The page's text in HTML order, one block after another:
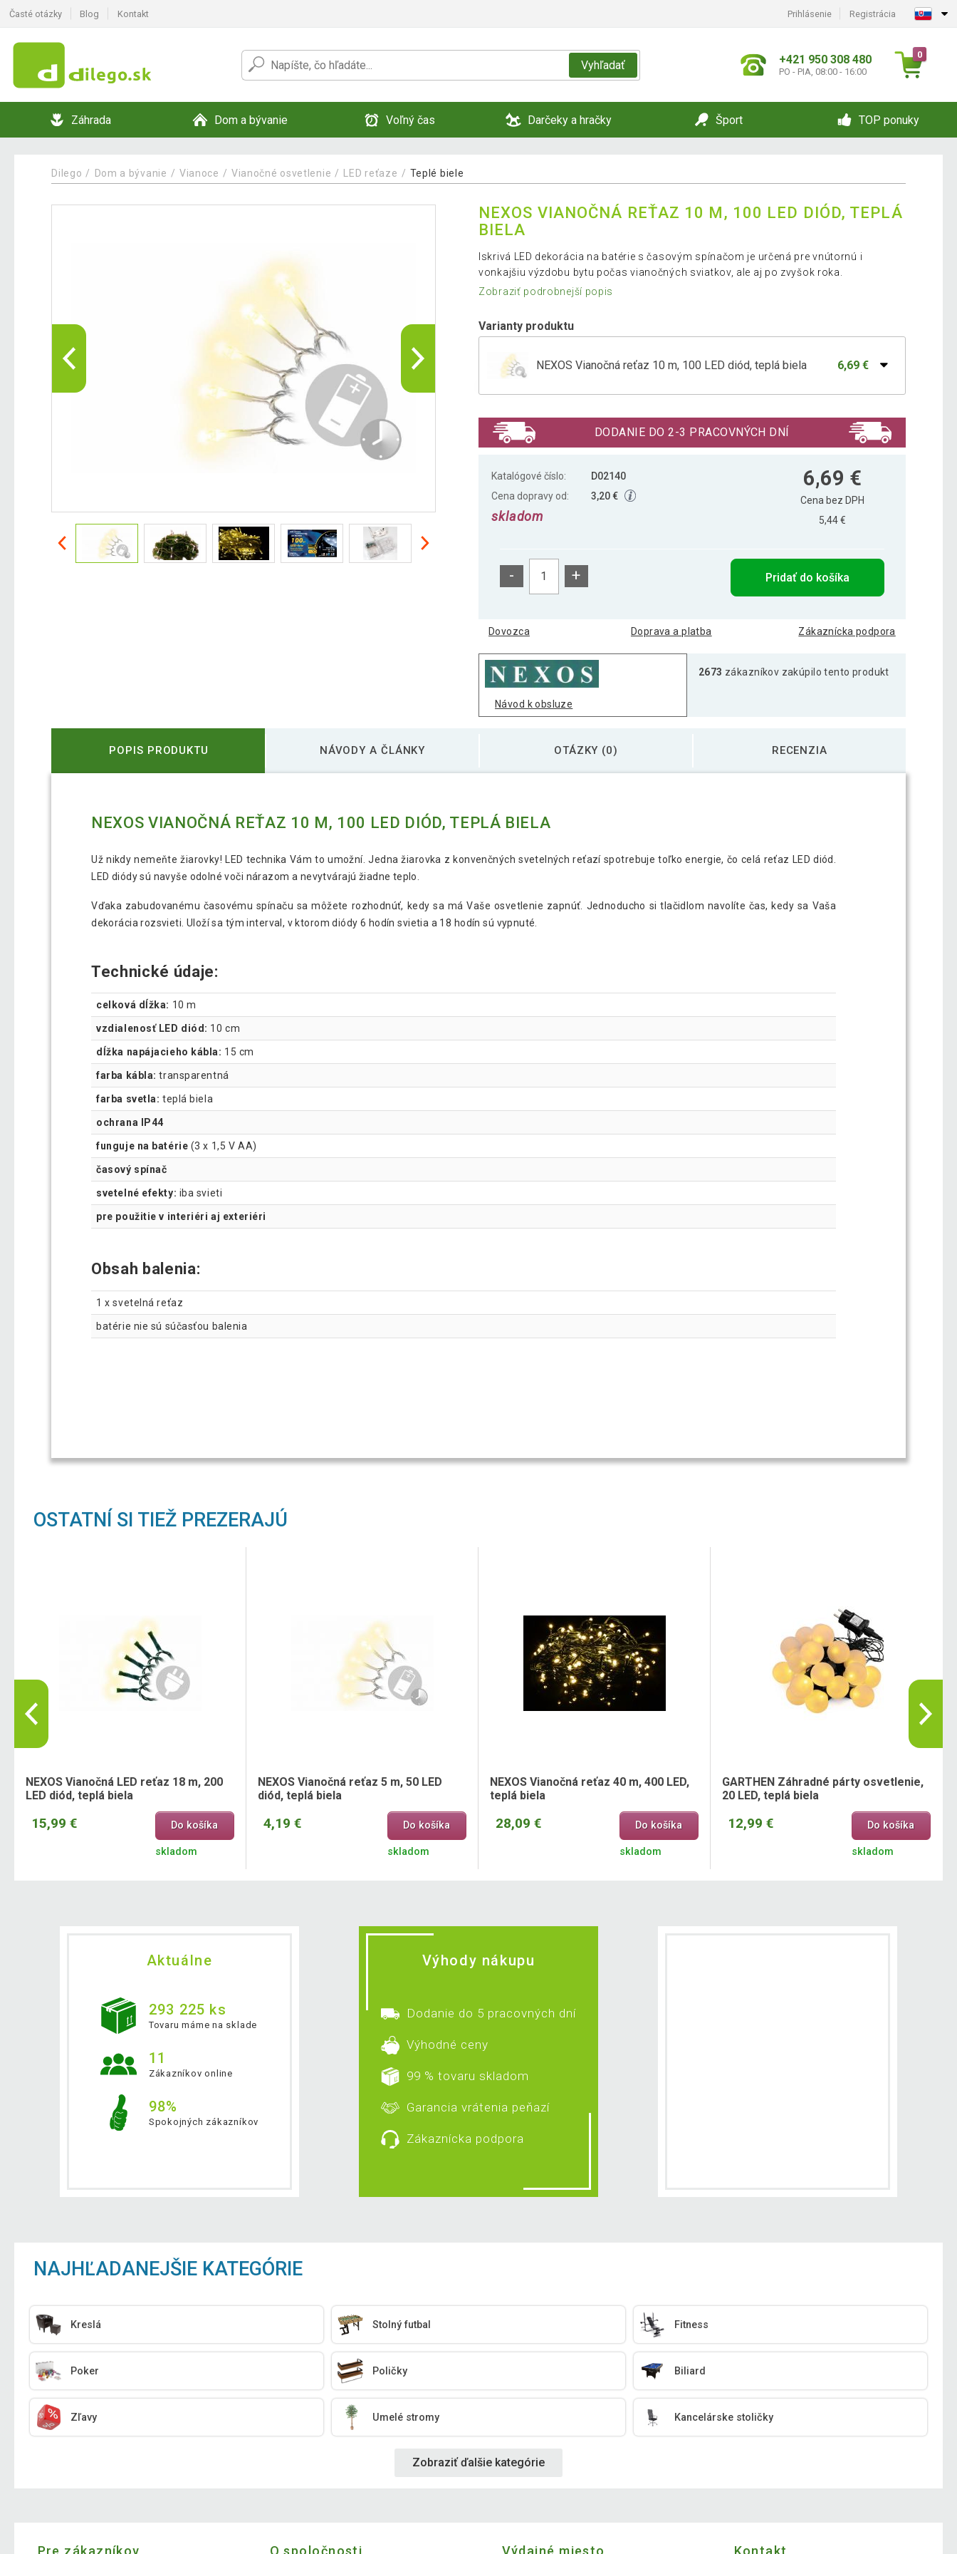
Časté otázky Blog Kontakt Prihlásenie Registrácia
Vyhľadať +421 950 308 480
PO - PIA, 08:00 - 16:00
0
Záhrada Dom a bývanie Voľný čas Darčeky a hračky Šport TOP ponuky
Dilego Dom a bývanie Vianoce Vianočné osvetlenie LED reťaze Teplé biele
NEXOS VIANOČNÁ REŤAZ 10 M, 100 LED DIÓD, TEPLÁ
BIELA
Iskrivá LED dekorácia na batérie s časovým spínačom je určená pre vnútornú i
vonkajšiu výzdobu bytu počas vianočných sviatkov, ale aj po zvyšok roka.
Zobraziť podrobnejší popis
Varianty produktu
NEXOS Vianočná reťaz 10 m, 100 LED diód, teplá biela 6,69 €
DODANIE DO 2-3 PRACOVNÝCH DNÍ
Katalógové číslo:
D02140
Cena dopravy od:
3,20 €
skladom
6,69 €
Cena bez DPH
5,44 €
- + Pridať do košíka
Dovozca Doprava a platba Zákaznícka podpora
Návod k obsluze
2673 zákazníkov zakúpilo tento produkt
POPIS PRODUKTU NÁVODY A ČLÁNKY OTÁZKY (0) RECENZIA
NEXOS VIANOČNÁ REŤAZ 10 M, 100 LED DIÓD, TEPLÁ BIELA
Už nikdy nemeňte žiarovky! LED technika Vám to umožní. Jedna žiarovka z konvenčných svetelných reťazí spotrebuje toľko energie, čo celá reťaz LED diód.
LED diódy sú navyše odolné voči nárazom a nevytvárajú žiadne teplo.
Vďaka zabudovanému časovému spínaču sa môžete rozhodnúť, kedy sa má Vaše osvetlenie zapnúť. Jednoducho si tlačidlom navolíte čas, kedy sa Vaša
dekorácia rozsvieti. Uloží sa tým interval, v ktorom diódy 6 hodín svietia a 18 hodín sú vypnuté.
Technické údaje:
celková dĺžka: 10 m
vzdialenosť LED diód: 10 cm
dĺžka napájacieho kábla: 15 cm
farba kábla: transparentná
farba svetla: teplá biela
ochrana IP44
funguje na batérie (3 x 1,5 V AA)
časový spínač
svetelné efekty: iba svieti
pre použitie v interiéri aj exteriéri
Obsah balenia:
1 x svetelná reťaz
batérie nie sú súčasťou balenia
OSTATNÍ SI TIEŽ PREZERAJÚ
NEXOS Vianočná LED reťaz 18 m, 200
LED diód, teplá biela
15,99 € Do košíka
skladom
NEXOS Vianočná reťaz 5 m, 50 LED
diód, teplá biela
4,19 € Do košíka
skladom
NEXOS Vianočná reťaz 40 m, 400 LED,
teplá biela
28,09 € Do košíka
skladom
GARTHEN Záhradné párty osvetlenie,
20 LED, teplá biela
12,99 € Do košíka
skladom
Aktuálne
293 225 ks
Tovaru máme na sklade
11
Zákazníkov online
98%
Spokojných zákazníkov
Výhody nákupu
Dodanie do 5 pracovných dní
Výhodné ceny
99 % tovaru skladom
Garancia vrátenia peňazí
Zákaznícka podpora
NAJHĽADANEJŠIE KATEGÓRIE
Kreslá Stolný futbal Fitness
Poker Poličky Biliard
Zľavy Umelé stromy Kancelárske stoličky
Zobraziť ďalšie kategórie
Pre zákazníkov O spoločnosti Výdajné miesto Kontakt